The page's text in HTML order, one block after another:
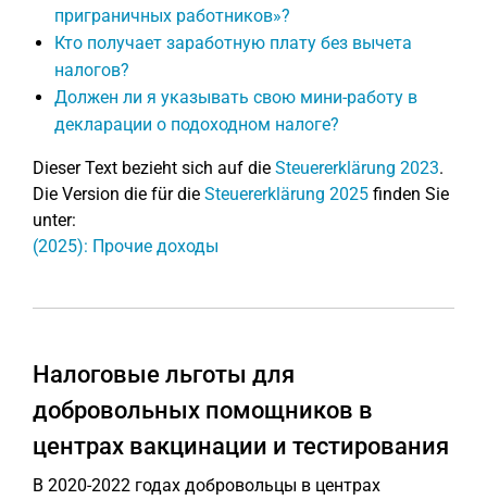
приграничных работников»?
Кто получает заработную плату без вычета
налогов?
Должен ли я указывать свою мини-работу в
декларации о подоходном налоге?
Dieser Text bezieht sich auf die Steuererklärung 2023.
Die Version die für die Steuererklärung 2025 finden Sie
unter:
(2025): Прочие доходы
Налоговые льготы для
добровольных помощников в
центрах вакцинации и тестирования
В 2020-2022 годах добровольцы в центрах